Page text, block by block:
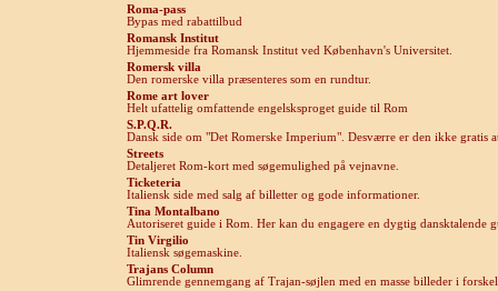
Roma-pass
Bypas med rabattilbud
Romansk Institut
Hjemmeside fra Romansk Institut ved København's Universitet.
Romersk villa
Den romerske villa præsenteres som en rundtur.
Romeart lover
Helt ufattelig omfattende engelsksproget guide til Rom
S.P.Q.R.
Dansk side om "Det Romerske Imperium". Desværre er den ikke gratis
Streets
Detaljeret Rom-kort med søgemulighed på vejnavne.
Ticketeria
Italiensk side med salg af billetter og gode informationer.
Tina Montalbano
Autoriseret guide i Rom. Her kan du engagere en dygtig dansktalende
Tin Virgilio
Italiensk søgemaskine.
Trajans Column
Glimrende gennemgang af Trajan-søjlen med en masse billeder i